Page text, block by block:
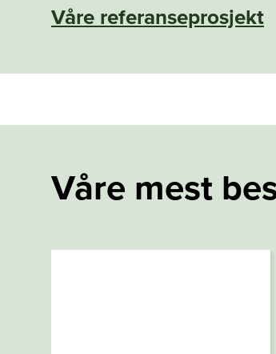
Våre referanseprosjekt
Våre mest